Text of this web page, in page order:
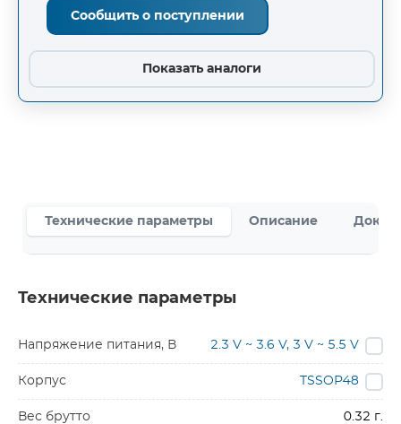
Сообщить о поступлении
Показать аналоги
Технические параметры Описание
Технические параметры
Напряжение питания, В 2.3 V ~ 3.6 V, 3 V ~ 5.5 V
Корпус TSSOP48
Вес брутто 0.32 г.